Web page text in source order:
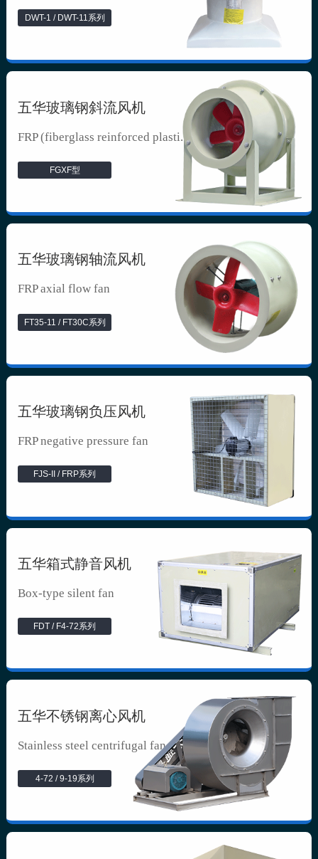
DWT-1 / DWT-11系列
五华玻璃钢斜流风机
FRP (fiberglass reinforced plasti...
FGXF型
五华玻璃钢轴流风机
FRP axial flow fan
FT35-11 / FT30C系列
五华玻璃钢负压风机
FRP negative pressure fan
FJS-II / FRP系列
五华箱式静音风机
Box-type silent fan
FDT / F4-72系列
五华不锈钢离心风机
Stainless steel centrifugal fan
4-72 / 9-19系列